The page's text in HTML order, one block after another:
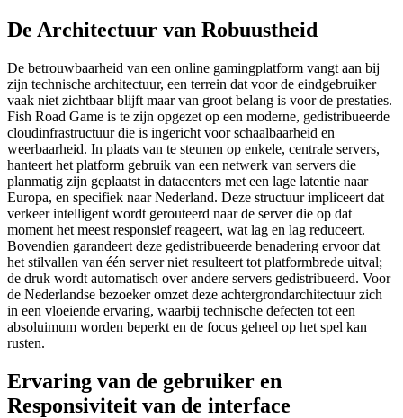
De Architectuur van Robuustheid
De betrouwbaarheid van een online gamingplatform vangt aan bij
zijn technische architectuur, een terrein dat voor de eindgebruiker
vaak niet zichtbaar blijft maar van groot belang is voor de prestaties.
Fish Road Game is te zijn opgezet op een moderne, gedistribueerde
cloudinfrastructuur die is ingericht voor schaalbaarheid en
weerbaarheid. In plaats van te steunen op enkele, centrale servers,
hanteert het platform gebruik van een netwerk van servers die
planmatig zijn geplaatst in datacenters met een lage latentie naar
Europa, en specifiek naar Nederland. Deze structuur impliceert dat
verkeer intelligent wordt gerouteerd naar de server die op dat
moment het meest responsief reageert, wat lag en lag reduceert.
Bovendien garandeert deze gedistribueerde benadering ervoor dat
het stilvallen van één server niet resulteert tot platformbrede uitval;
de druk wordt automatisch over andere servers gedistribueerd. Voor
de Nederlandse bezoeker omzet deze achtergrondarchitectuur zich
in een vloeiende ervaring, waarbij technische defecten tot een
absoluimum worden beperkt en de focus geheel op het spel kan
rusten.
Ervaring van de gebruiker en
Responsiviteit van de interface